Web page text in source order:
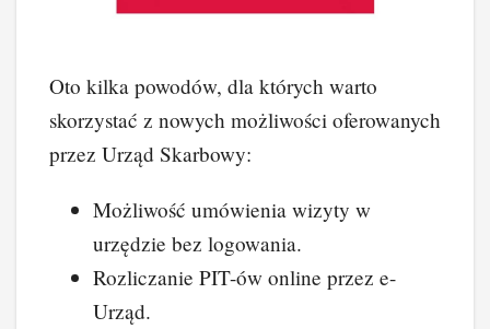
Oto kilka powodów, dla których warto
skorzystać z nowych możliwości oferowanych
przez Urząd Skarbowy:
Możliwość umówienia wizyty w
urzędzie bez logowania.
Rozliczanie PIT-ów online przez e-
Urząd.